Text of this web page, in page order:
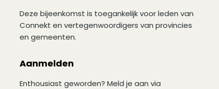
Deze bijeenkomst is toegankelijk voor leden van
Connekt en vertegenwoordigers van provincies
en gemeenten.
Aanmelden
Enthousiast geworden? Meld je aan via